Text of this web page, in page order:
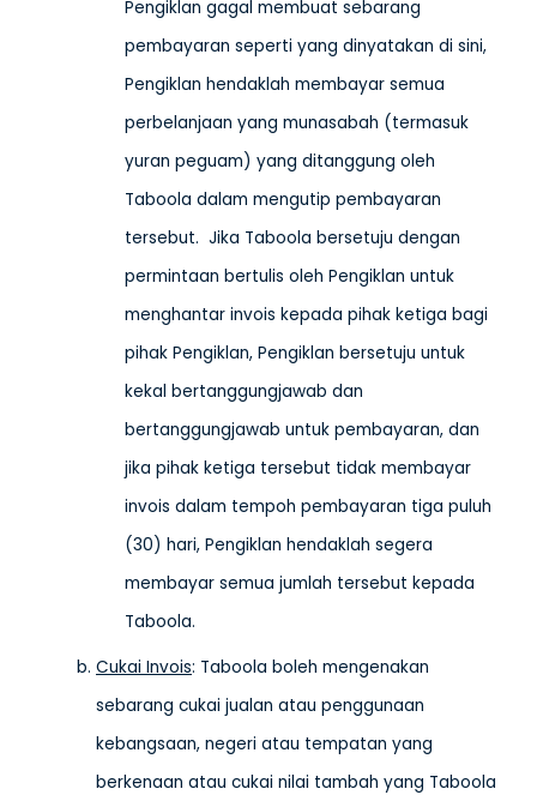
Pengiklan gagal membuat sebarang
pembayaran seperti yang dinyatakan di sini,
Pengiklan hendaklah membayar semua
perbelanjaan yang munasabah (termasuk
yuran peguam) yang ditanggung oleh
Taboola dalam mengutip pembayaran
tersebut. Jika Taboola bersetuju dengan
permintaan bertulis oleh Pengiklan untuk
menghantar invois kepada pihak ketiga bagi
pihak Pengiklan, Pengiklan bersetuju untuk
kekal bertanggungjawab dan
bertanggungjawab untuk pembayaran, dan
jika pihak ketiga tersebut tidak membayar
invois dalam tempoh pembayaran tiga puluh
(30) hari, Pengiklan hendaklah segera
membayar semua jumlah tersebut kepada
Taboola.
Cukai Invois: Taboola boleh mengenakan
sebarang cukai jualan atau penggunaan
kebangsaan, negeri atau tempatan yang
berkenaan atau cukai nilai tambah yang Taboola